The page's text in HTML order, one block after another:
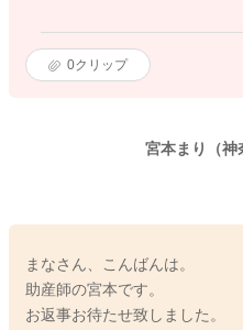
0クリップ
宮本まり（神
まなさん、こんばんは。
助産師の宮本です。
お返事お待たせ致しました。